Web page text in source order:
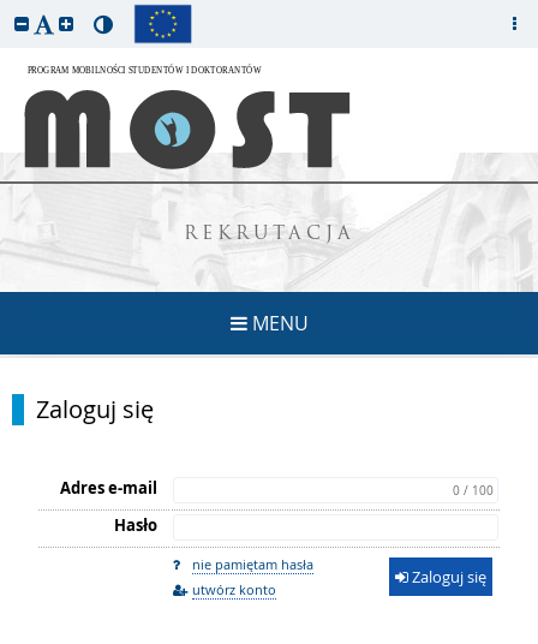
REKRUTACJA
MENU
Zaloguj się
Adres e-mail 0 / 100
Hasło
nie pamiętam hasła
utwórz konto
Zaloguj się